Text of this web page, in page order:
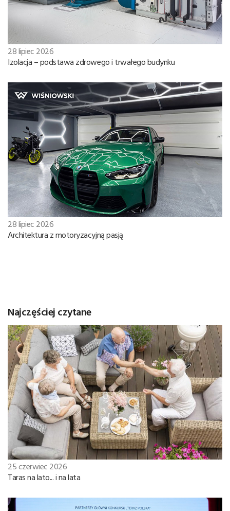
28 lipiec 2026
Izolacja – podstawa zdrowego i trwałego budynku
28 lipiec 2026
Architektura z motoryzacyjną pasją
Najczęściej czytane
25 czerwiec 2026
Taras na lato... i na lata